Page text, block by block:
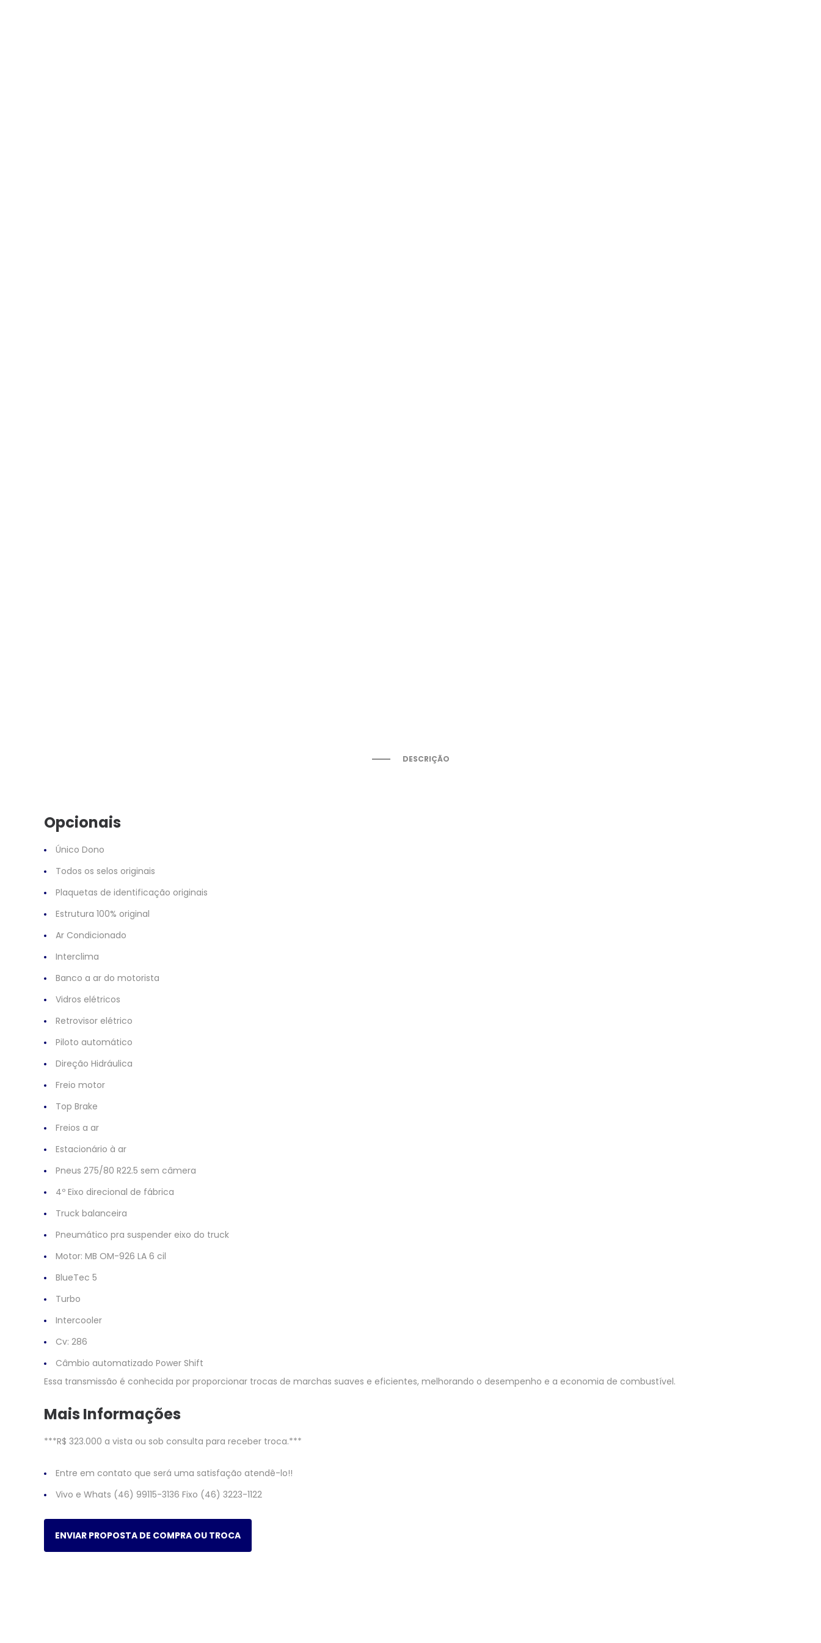
DESCRIÇÃO
Opcionais
Único Dono
Todos os selos originais
Plaquetas de identificação originais
Estrutura 100% original
Ar Condicionado
Interclima
Banco a ar do motorista
Vidros elétricos
Retrovisor elétrico
Piloto automático
Direção Hidráulica
Freio motor
Top Brake
Freios a ar
Estacionário à ar
Pneus 275/80 R22.5 sem câmera
4º Eixo direcional de fábrica
Truck balanceira
Pneumático pra suspender eixo do truck
Motor: MB OM-926 LA 6 cil
BlueTec 5
Turbo
Intercooler
Cv: 286
Câmbio automatizado Power Shift
Essa transmissão é conhecida por proporcionar trocas de marchas suaves e eficientes, melhorando o desempenho e a economia de combustível.
Mais Informações
***R$ 323.000 a vista ou sob consulta para receber troca.***
Entre em contato que será uma satisfação atendê-lo!!
Vivo e Whats (46) 99115-3136 Fixo (46) 3223-1122
ENVIAR PROPOSTA DE COMPRA OU TROCA